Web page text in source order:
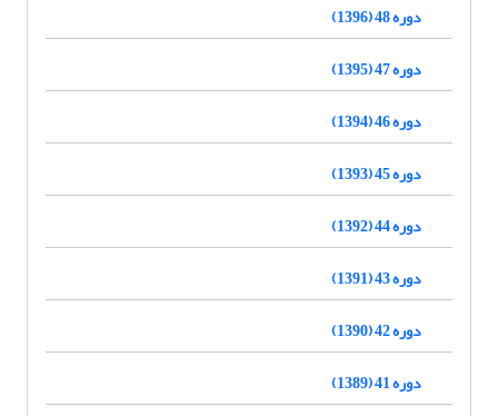
دوره 48 (1396)
دوره 47 (1395)
دوره 46 (1394)
دوره 45 (1393)
دوره 44 (1392)
دوره 43 (1391)
دوره 42 (1390)
دوره 41 (1389)